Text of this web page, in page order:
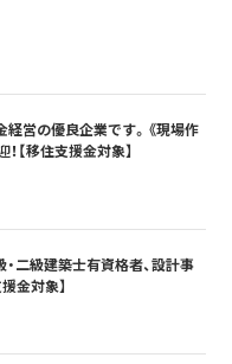
営の優良企業です。《現場作
【移住支援金対象】
・二級建築士有資格者、設計事
金対象】